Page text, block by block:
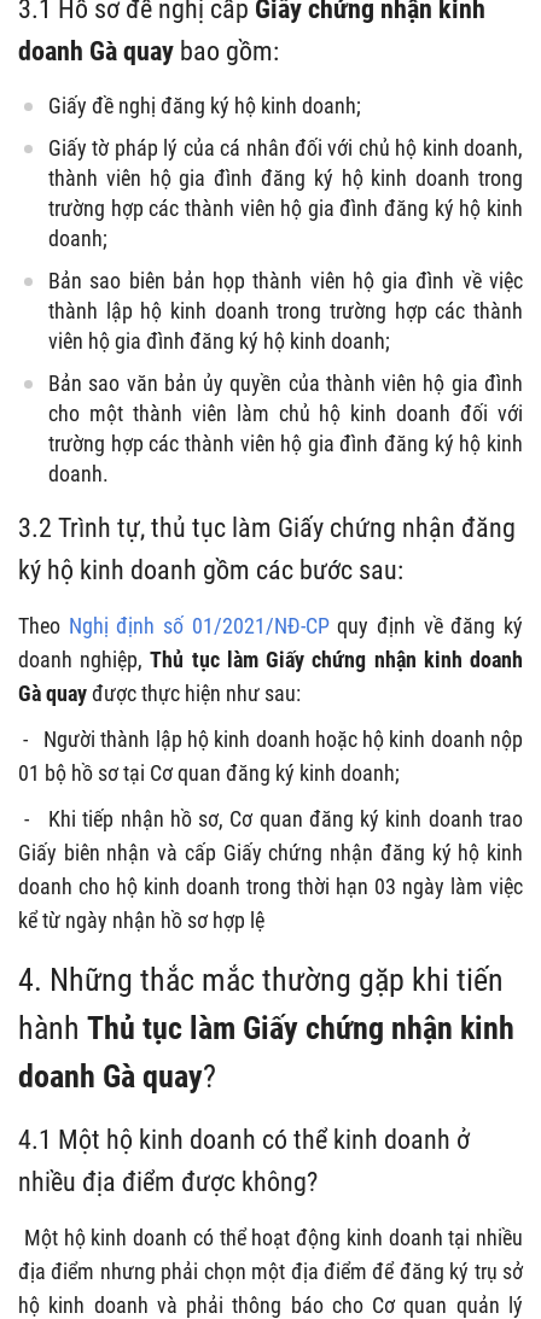
3.1 Hồ sơ đề nghị cấp Giấy chứng nhận kinh
doanh Gà quay bao gồm:
Giấy đề nghị đăng ký hộ kinh doanh;
Giấy tờ pháp lý của cá nhân đối với chủ hộ kinh doanh,
thành viên hộ gia đình đăng ký hộ kinh doanh trong
trường hợp các thành viên hộ gia đình đăng ký hộ kinh
doanh;
Bản sao biên bản họp thành viên hộ gia đình về việc
thành lập hộ kinh doanh trong trường hợp các thành
viên hộ gia đình đăng ký hộ kinh doanh;
Bản sao văn bản ủy quyền của thành viên hộ gia đình
cho một thành viên làm chủ hộ kinh doanh đối với
trường hợp các thành viên hộ gia đình đăng ký hộ kinh
doanh.
3.2 Trình tự, thủ tục làm Giấy chứng nhận đăng
ký hộ kinh doanh gồm các bước sau:
Theo Nghị định số 01/2021/NĐ-CPquy định về đăng ký
doanh nghiệp,Thủ tục làmGiấy chứng nhận kinh doanh
Gà quayđược thực hiện như sau:
- Người thành lập hộ kinh doanh hoặc hộ kinh doanh nộp
01 bộ hồ sơ tại Cơ quan đăng ký kinh doanh;
- Khi tiếp nhận hồ sơ, Cơ quan đăng ký kinh doanh trao
Giấy biên nhận và cấp Giấy chứng nhận đăng ký hộ kinh
doanh cho hộ kinh doanh trong thời hạn 03 ngày làm việc
kể từ ngày nhận hồ sơ hợp lệ
4. Những thắc mắc thường gặp khi tiến
hành Thủ tục làm Giấy chứng nhận kinh
doanh Gà quay?
4.1 Một hộ kinh doanh có thể kinh doanh ở
nhiều địa điểm được không?
Một hộ kinh doanh có thể hoạt động kinh doanh tại nhiều
địa điểm nhưng phải chọn một địa điểm để đăng ký trụ sở
hộ kinh doanh và phải thông báo cho Cơ quan quản lý